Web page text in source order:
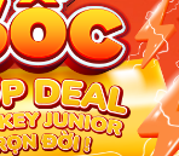
nộ (ăn
tích cực #17